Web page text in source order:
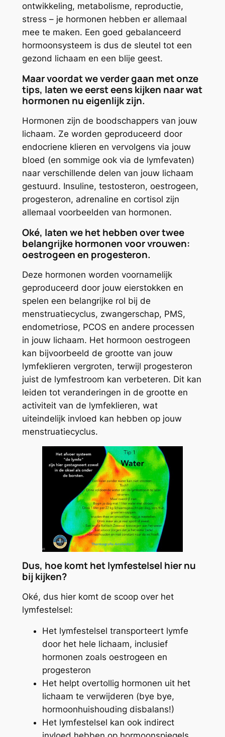
ontwikkeling, metabolisme, reproductie,
stress – je hormonen hebben er allemaal
mee te maken. Een goed gebalanceerd
hormoonsysteem is dus de sleutel tot een
gezond lichaam en een blije geest.
Maar voordat we verder gaan met onze
tips, laten we eerst eens kijken naar wat
hormonen nu eigenlijk zijn.
Hormonen zijn de boodschappers van jouw
lichaam. Ze worden geproduceerd door
endocriene klieren en vervolgens via jouw
bloed (en sommige ook via de lymfevaten)
naar verschillende delen van jouw lichaam
gestuurd. Insuline, testosteron, oestrogeen,
progesteron, adrenaline en cortisol zijn
allemaal voorbeelden van hormonen.
Oké, laten we het hebben over twee
belangrijke hormonen voor vrouwen:
oestrogeen en progesteron.
Deze hormonen worden voornamelijk
geproduceerd door jouw eierstokken en
spelen een belangrijke rol bij de
menstruatiecyclus, zwangerschap, PMS,
endometriose, PCOS en andere processen
in jouw lichaam. Het hormoon oestrogeen
kan bijvoorbeeld de grootte van jouw
lymfeklieren vergroten, terwijl progesteron
juist de lymfestroom kan verbeteren. Dit kan
leiden tot veranderingen in de grootte en
activiteit van de lymfeklieren, wat
uiteindelijk invloed kan hebben op jouw
menstruatiecyclus.
Dus, hoe komt het lymfestelsel hier nu
bij kijken?
Oké, dus hier komt de scoop over het
lymfestelsel:
Het lymfestelsel transporteert lymfe
door het hele lichaam, inclusief
hormonen zoals oestrogeen en
progesteron
Het helpt overtollig hormonen uit het
lichaam te verwijderen (bye bye,
hormoonhuishouding disbalans!)
Het lymfestelsel kan ook indirect